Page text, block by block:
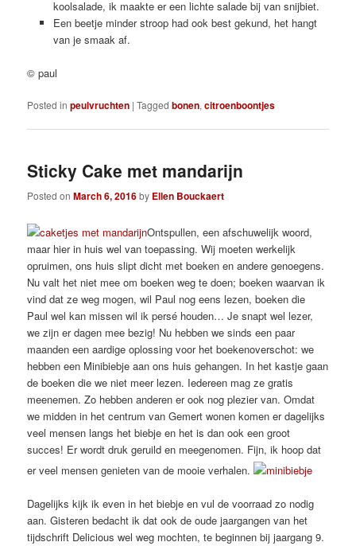
koolsalade, ik maakte er een lichte salade bij van snijbiet.
Een beetje minder stroop had ook best gekund, het hangt
van je smaak af.
© paul
Posted in peulvruchten |Tagged bonen,citroenboontjes
Sticky Cake met mandarijn
Posted onMarch 6, 2016by Ellen Bouckaert
Ontspullen, een afschuwelijk woord,
maar hier in huis wel van toepassing. Wij moeten werkelijk
opruimen, ons huis slipt dicht met boeken en andere genoegens.
Nu valt het niet mee om boeken weg te doen; boeken waarvan ik
vind dat ze weg mogen, wil Paul nog eens lezen, boeken die
Paul wel kan missen wil ik persé houden… Je snapt wel lezer,
we zijn er dagen mee bezig! Nu hebben we sinds een paar
maanden een aardige oplossing voor het boekenoverschot: we
hebben een Minibiebje aan ons huis gehangen. In het kastje gaan
de boeken die we niet meer lezen. Iedereen mag ze gratis
meenemen. Zo hebben anderen er ook nog plezier van. Omdat
we midden in het centrum van Gemert wonen komen er dagelijks
veel mensen langs het biebje en het is dan ook een groot
succes! Er wordt druk geruild en meegenomen. Fijn, ik hoop dat
er veel mensen genieten van de mooie verhalen.
Dagelijks kijk ik even in het biebje en vul de voorraad zo nodig
aan. Gisteren bedacht ik dat ook de oude jaargangen van het
tijdschrift Delicious wel weg mochten, te beginnen bij jaargang 9.